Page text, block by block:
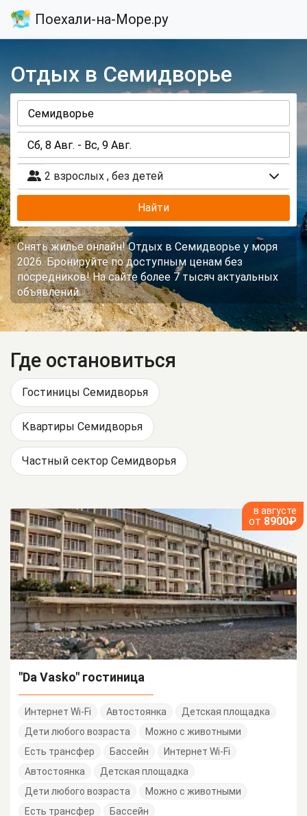
Поехали-на-Море.ру
Отдых в Семидворье
2 взрослых , без детей
Найти
Снять жилье онлайн! Отдых в Семидворье у моря
2026. Бронируйте по доступным ценам без
посредников! На сайте более 7 тысяч актуальных
объявлений.
Где остановиться
Гостиницы Семидворья
Квартиры Семидворья
Частный сектор Семидворья
в августе
от 8900₽
"Da Vasko" гостиница
Интернет Wi-Fi Автостоянка
Детская площадка
Дети любого возраста
Можно с животными
Есть трансфер
Бассейн
Интернет Wi-Fi
Автостоянка
Детская площадка
Дети любого возраста
Можно с животными
Есть трансфер
Бассейн